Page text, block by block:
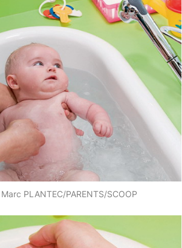
Marc PLANTEC/PARENTS/SCOOP